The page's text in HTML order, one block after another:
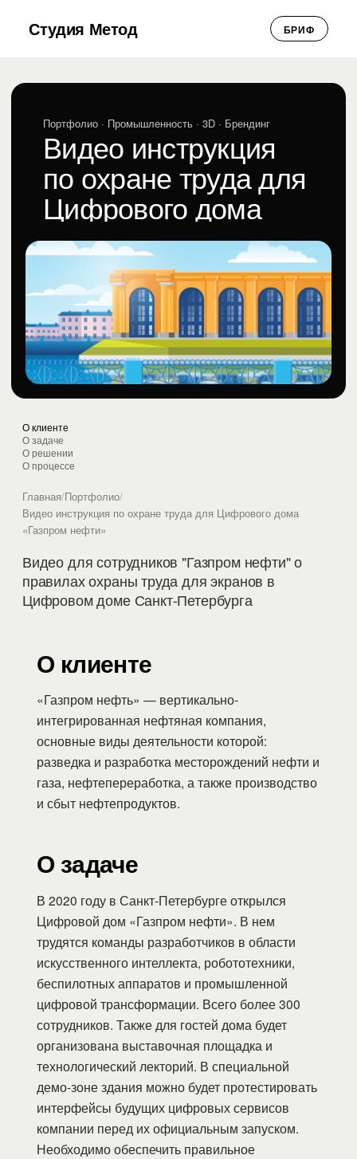
Студия Метод БРИФ
Портфолио · Промышленность · 3D · Брендинг
Видео инструкция
по охране труда для
Цифрового дома
«Газпром нефти»
О клиенте
О задаче
О решении
О процессе
Главная/Портфолио/
Видео инструкция по охране труда для Цифрового дома
«Газпром нефти»
Видео для сотрудников "Газпром нефти" о
правилах охраны труда для экранов в
Цифровом доме Санкт-Петербурга
О клиенте
«Газпром нефть» — вертикально-
интегрированная нефтяная компания,
основные виды деятельности которой:
разведка и разработка месторождений нефти и
газа, нефтепереработка, а также производство
и сбыт нефтепродуктов.
О задаче
В 2020 году в Санкт-Петербурге открылся
Цифровой дом «Газпром нефти». В нем
трудятся команды разработчиков в области
искусственного интеллекта, робототехники,
беспилотных аппаратов и промышленной
цифровой трансформации. Всего более 300
сотрудников. Также для гостей дома будет
организована выставочная площадка и
технологический лекторий. В специальной
демо-зоне здания можно будет протестировать
интерфейсы будущих цифровых сервисов
компании перед их официальным запуском.
Необходимо обеспечить правильное